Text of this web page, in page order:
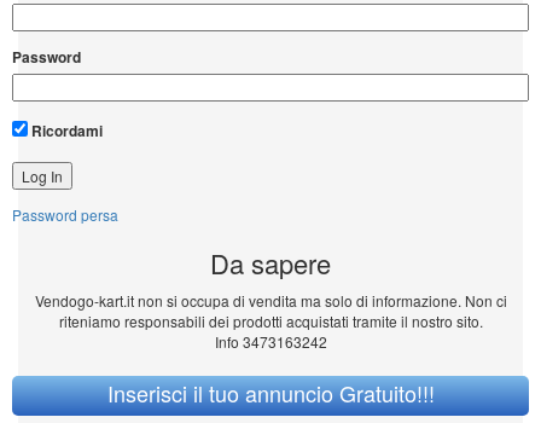
Password
Ricordami
Password persa
Da sapere
Vendogo-kart.it non si occupa di vendita ma solo di informazione. Non ci
riteniamo responsabili dei prodotti acquistati tramite il nostro sito.
Info 3473163242
Inserisci il tuo annuncio Gratuito!!!